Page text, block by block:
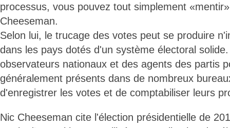
processus, vous pouvez tout simplement
Cheeseman.
Selon lui, le trucage des votes peut se produire
dans les pays dotés d'un système électoral
observateurs nationaux et des agents des partis
généralement présents dans de nombreux
d'enregistrer les votes et de comptabiliser leurs
Nic Cheeseman cite l'élection présidentielle de